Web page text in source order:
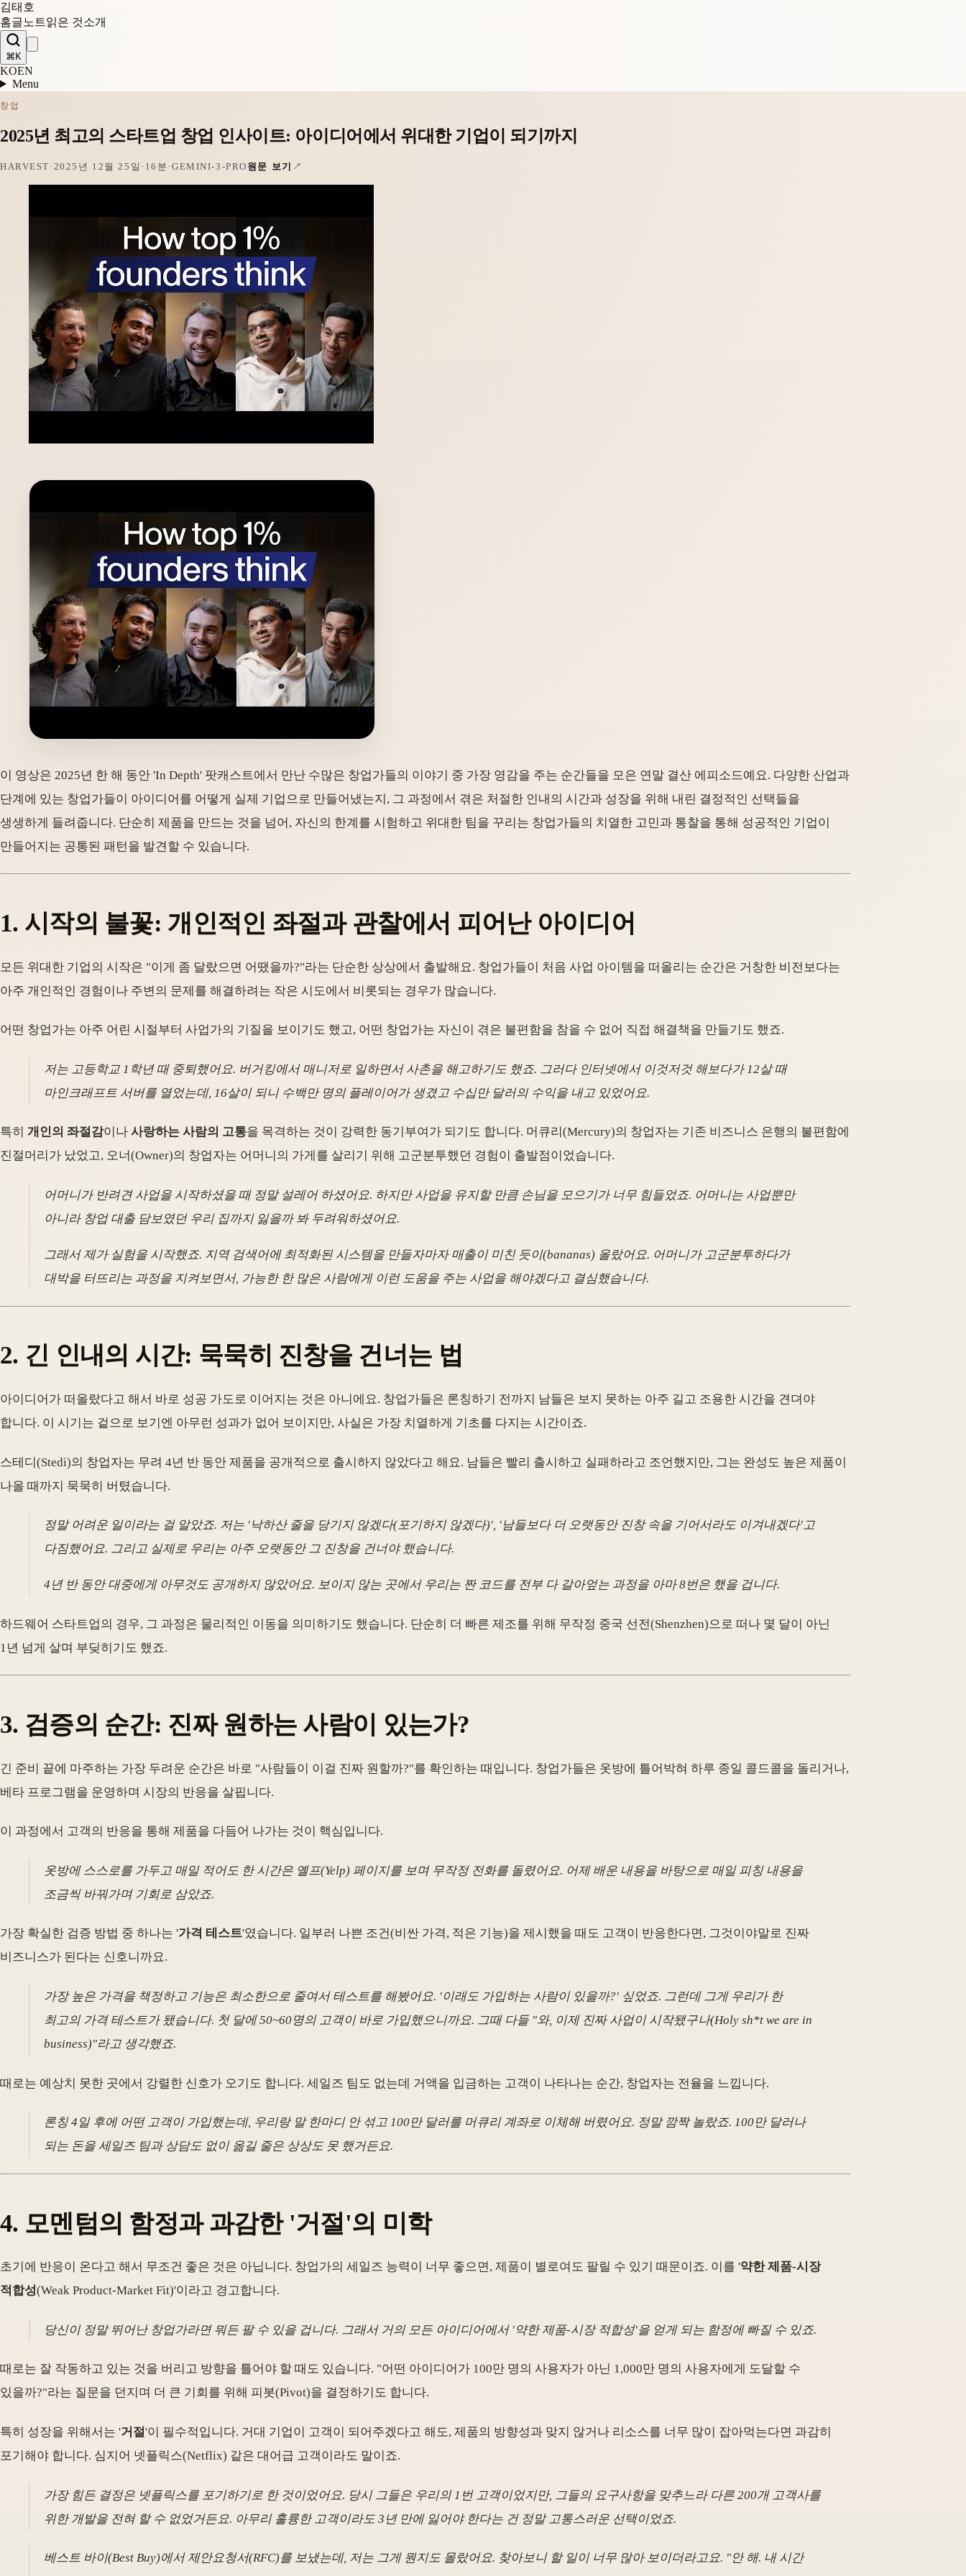
김태호
홈글 노트읽은 것소개
⌘K
KOEN
Menu
창업
2025년 최고의 스타트업 창업 인사이트: 아이디어에서 위대한 기업이 되기까지
HARVEST · 2025년 12월 25일 · 16분 · GEMINI-3-PRO 원문 보기
이 영상은 2025년 한 해 동안 'In Depth' 팟캐스트에서 만난 수많은 창업가들의 이야기 중 가장 영감을 주는 순간들을 모은 연말 결산 에피소드예요. 다양한 산업과
단계에 있는 창업가들이 아이디어를 어떻게 실제 기업으로 만들어냈는지, 그 과정에서 겪은 처절한 인내의 시간과 성장을 위해 내린 결정적인 선택들을
생생하게 들려줍니다. 단순히 제품을 만드는 것을 넘어, 자신의 한계를 시험하고 위대한 팀을 꾸리는 창업가들의 치열한 고민과 통찰을 통해 성공적인 기업이
만들어지는 공통된 패턴을 발견할 수 있습니다.
1. 시작의 불꽃: 개인적인 좌절과 관찰에서 피어난 아이디어
모든 위대한 기업의 시작은 "이게 좀 달랐으면 어땠을까?"라는 단순한 상상에서 출발해요. 창업가들이 처음 사업 아이템을 떠올리는 순간은 거창한 비전보다는
아주 개인적인 경험이나 주변의 문제를 해결하려는 작은 시도에서 비롯되는 경우가 많습니다.
어떤 창업가는 아주 어린 시절부터 사업가의 기질을 보이기도 했고, 어떤 창업가는 자신이 겪은 불편함을 참을 수 없어 직접 해결책을 만들기도 했죠.
저는 고등학교 1학년 때 중퇴했어요. 버거킹에서 매니저로 일하면서 사촌을 해고하기도 했죠. 그러다 인터넷에서 이것저것 해보다가 12살 때
마인크래프트 서버를 열었는데, 16살이 되니 수백만 명의 플레이어가 생겼고 수십만 달러의 수익을 내고 있었어요.
특히 개인의 좌절감이나 사랑하는 사람의 고통을 목격하는 것이 강력한 동기부여가 되기도 합니다. 머큐리(Mercury)의 창업자는 기존 비즈니스 은행의 불편함에
진절머리가 났었고, 오너(Owner)의 창업자는 어머니의 가게를 살리기 위해 고군분투했던 경험이 출발점이었습니다.
어머니가 반려견 사업을 시작하셨을 때 정말 설레어 하셨어요. 하지만 사업을 유지할 만큼 손님을 모으기가 너무 힘들었죠. 어머니는 사업뿐만
아니라 창업 대출 담보였던 우리 집까지 잃을까 봐 두려워하셨어요.
그래서 제가 실험을 시작했죠. 지역 검색어에 최적화된 시스템을 만들자마자 매출이 미친 듯이(bananas) 올랐어요. 어머니가 고군분투하다가
대박을 터뜨리는 과정을 지켜보면서, 가능한 한 많은 사람에게 이런 도움을 주는 사업을 해야겠다고 결심했습니다.
2. 긴 인내의 시간: 묵묵히 진창을 건너는 법
아이디어가 떠올랐다고 해서 바로 성공 가도로 이어지는 것은 아니에요. 창업가들은 론칭하기 전까지 남들은 보지 못하는 아주 길고 조용한 시간을 견뎌야
합니다. 이 시기는 겉으로 보기엔 아무런 성과가 없어 보이지만, 사실은 가장 치열하게 기초를 다지는 시간이죠.
스테디(Stedi)의 창업자는 무려 4년 반 동안 제품을 공개적으로 출시하지 않았다고 해요. 남들은 빨리 출시하고 실패하라고 조언했지만, 그는 완성도 높은 제품이
나올 때까지 묵묵히 버텼습니다.
정말 어려운 일이라는 걸 알았죠. 저는 '낙하산 줄을 당기지 않겠다(포기하지 않겠다)', '남들보다 더 오랫동안 진창 속을 기어서라도 이겨내겠다'고
다짐했어요. 그리고 실제로 우리는 아주 오랫동안 그 진창을 건너야 했습니다.
4년 반 동안 대중에게 아무것도 공개하지 않았어요. 보이지 않는 곳에서 우리는 짠 코드를 전부 다 갈아엎는 과정을 아마 8번은 했을 겁니다.
하드웨어 스타트업의 경우, 그 과정은 물리적인 이동을 의미하기도 했습니다. 단순히 더 빠른 제조를 위해 무작정 중국 선전(Shenzhen)으로 떠나 몇 달이 아닌
1년 넘게 살며 부딪히기도 했죠.
3. 검증의 순간: 진짜 원하는 사람이 있는가?
긴 준비 끝에 마주하는 가장 두려운 순간은 바로 "사람들이 이걸 진짜 원할까?"를 확인하는 때입니다. 창업가들은 옷방에 틀어박혀 하루 종일 콜드콜을 돌리거나,
베타 프로그램을 운영하며 시장의 반응을 살핍니다.
이 과정에서 고객의 반응을 통해 제품을 다듬어 나가는 것이 핵심입니다.
옷방에 스스로를 가두고 매일 적어도 한 시간은 옐프(Yelp) 페이지를 보며 무작정 전화를 돌렸어요. 어제 배운 내용을 바탕으로 매일 피칭 내용을
조금씩 바꿔가며 기회로 삼았죠.
가장 확실한 검증 방법 중 하나는 '가격 테스트'였습니다. 일부러 나쁜 조건(비싼 가격, 적은 기능)을 제시했을 때도 고객이 반응한다면, 그것이야말로 진짜
비즈니스가 된다는 신호니까요.
가장 높은 가격을 책정하고 기능은 최소한으로 줄여서 테스트를 해봤어요. '이래도 가입하는 사람이 있을까?' 싶었죠. 그런데 그게 우리가 한
최고의 가격 테스트가 됐습니다. 첫 달에 50~60명의 고객이 바로 가입했으니까요. 그때 다들 "와, 이제 진짜 사업이 시작됐구나(Holy sh*t we are in
business)"라고 생각했죠.
때로는 예상치 못한 곳에서 강렬한 신호가 오기도 합니다. 세일즈 팀도 없는데 거액을 입금하는 고객이 나타나는 순간, 창업자는 전율을 느낍니다.
론칭 4일 후에 어떤 고객이 가입했는데, 우리랑 말 한마디 안 섞고 100만 달러를 머큐리 계좌로 이체해 버렸어요. 정말 깜짝 놀랐죠. 100만 달러나
되는 돈을 세일즈 팀과 상담도 없이 옮길 줄은 상상도 못 했거든요.
4. 모멘텀의 함정과 과감한 '거절'의 미학
초기에 반응이 온다고 해서 무조건 좋은 것은 아닙니다. 창업가의 세일즈 능력이 너무 좋으면, 제품이 별로여도 팔릴 수 있기 때문이죠. 이를 '약한 제품-시장
적합성(Weak Product-Market Fit)'이라고 경고합니다.
당신이 정말 뛰어난 창업가라면 뭐든 팔 수 있을 겁니다. 그래서 거의 모든 아이디어에서 '약한 제품-시장 적합성'을 얻게 되는 함정에 빠질 수 있죠.
때로는 잘 작동하고 있는 것을 버리고 방향을 틀어야 할 때도 있습니다. "어떤 아이디어가 100만 명의 사용자가 아닌 1,000만 명의 사용자에게 도달할 수
있을까?"라는 질문을 던지며 더 큰 기회를 위해 피봇(Pivot)을 결정하기도 합니다.
특히 성장을 위해서는 '거절'이 필수적입니다. 거대 기업이 고객이 되어주겠다고 해도, 제품의 방향성과 맞지 않거나 리소스를 너무 많이 잡아먹는다면 과감히
포기해야 합니다. 심지어 넷플릭스(Netflix) 같은 대어급 고객이라도 말이죠.
가장 힘든 결정은 넷플릭스를 포기하기로 한 것이었어요. 당시 그들은 우리의 1번 고객이었지만, 그들의 요구사항을 맞추느라 다른 200개 고객사를
위한 개발을 전혀 할 수 없었거든요. 아무리 훌륭한 고객이라도 3년 만에 잃어야 한다는 건 정말 고통스러운 선택이었죠.
베스트 바이(Best Buy)에서 제안요청서(RFC)를 보냈는데, 저는 그게 뭔지도 몰랐어요. 찾아보니 할 일이 너무 많아 보이더라고요. "안 해. 내 시간